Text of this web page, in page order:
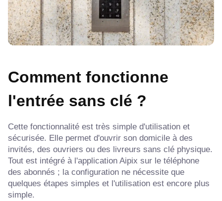
Comment fonctionne
l'entrée sans clé ?
Cette fonctionnalité est très simple d'utilisation et
sécurisée. Elle permet d'ouvrir son domicile à des
invités, des ouvriers ou des livreurs sans clé physique.
Tout est intégré à l'application Aipix sur le téléphone
des abonnés ; la configuration ne nécessite que
quelques étapes simples et l'utilisation est encore plus
simple.